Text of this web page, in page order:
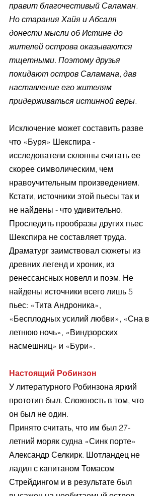
правит благочестивый Саламан.
Но старания Хайя и Абсаля
донести мысли об Истине до
жителей острова оказываются
тщетными. Поэтому друзья
покидают остров Саламана, дав
наставление его жителям
придерживаться истинной веры.
Исключение может составить разве
что «Буря» Шекспира -
исследователи склонны считать ее
скорее символическим, чем
нравоучительным произведением.
Кстати, источники этой пьесы так и
не найдены - что удивительно.
Проследить прообразы других пьес
Шекспира не составляет труда.
Драматург заимствовал сюжеты из
древних легенд и хроник, из
ренессансных новелл и поэм. Не
найдены источники всего лишь 5
пьес: «Тита Андроника»,
«Бесплодных усилий любви», «Сна в
летнюю ночь», «Виндзорских
насмешниц» и «Бури».
Настоящий Робинзон
У литературного Робинзона яркий
прототип был. Сложность в том, что
он был не один.
Принято считать, что им был 27-
летний моряк судна «Синк порте»
Александр Селкирк. Шотландец не
ладил с капитаном Томасом
Стрейдингом и в результате был